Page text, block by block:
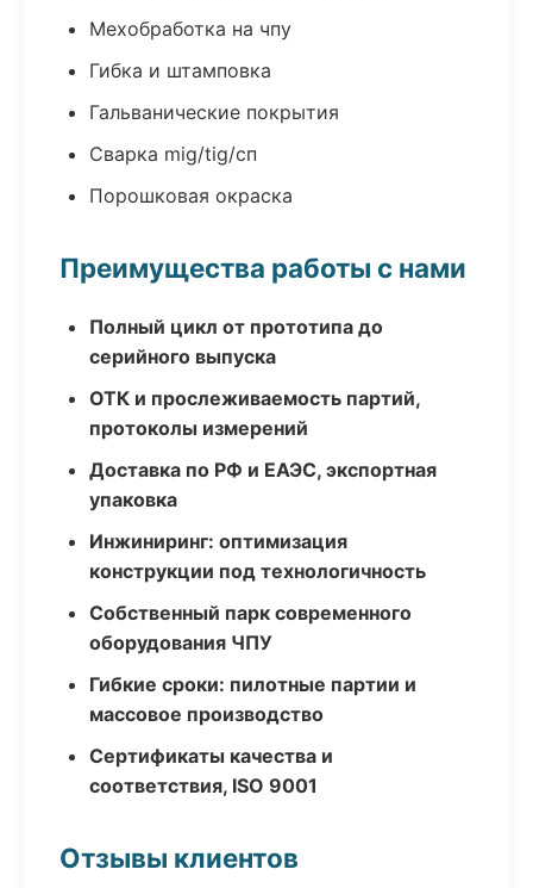
Мехобработка на чпу
Гибка и штамповка
Гальванические покрытия
Сварка mig/tig/сп
Порошковая окраска
Преимущества работы с нами
Полный цикл от прототипа до
серийного выпуска
ОТК и прослеживаемость партий,
протоколы измерений
Доставка по РФ и ЕАЭС, экспортная
упаковка
Инжиниринг: оптимизация
конструкции под технологичность
Собственный парк современного
оборудования ЧПУ
Гибкие сроки: пилотные партии и
массовое производство
Сертификаты качества и
соответствия, ISO 9001
Отзывы клиентов